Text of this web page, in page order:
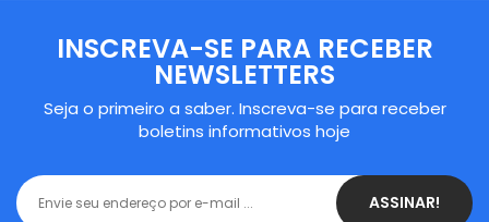
INSCREVA-SE PARA RECEBER
NEWSLETTERS
Seja o primeiro a saber. Inscreva-se para receber
boletins informativos hoje
ASSINAR!